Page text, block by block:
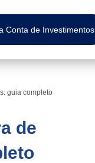
Conta de Investimentos
guia completo
de